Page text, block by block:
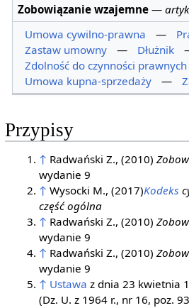
Zobowiązanie wzajemne —
Umowa cywilno-prawna
—
Zastaw umowny
— Dłużnik
Zdolność do czynności prawnych
Umowa kupna-sprzedaży
—
Przypisy
↑ Radwański Z., (2010)
wydanie 9
↑ Wysocki M., (2017)Kodeks
część ogólna
↑ Radwański Z., (2010)
wydanie 9
↑ Radwański Z., (2010)
wydanie 9
↑ Ustawa z dnia 23 kwietnia
(Dz. U. z 1964 r., nr 16, poz.